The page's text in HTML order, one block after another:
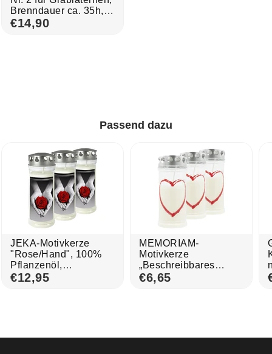
Brenndauer ca. 35h,
110/57 mm, 20 Stück
pro Verpackung,
€14,90
Passend dazu
JEKA-Motivkerze
"Rose/Hand", 100%
Pflanzenöl,
Brenndauer bis 7
Tage, 75/215 mm, 3
€12,95
MEMORIAM-
Motivkerze
„Beschreibbares
Herz“, Nr. 418,
AETERNA, mit
€6,65